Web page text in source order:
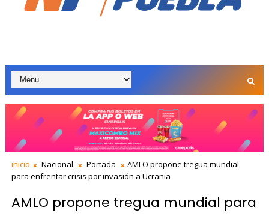
inicio Nacional Portada
AMLO propone tregua mundial
para enfrentar crisis por invasión a Ucrania
AMLO propone tregua mundial para